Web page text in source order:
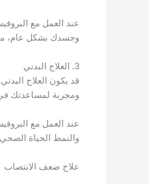
عند العمل مع
وجسدك بشكل عام،
3. العلاج البدني
قد يكون العلاج
ومجربة لمساعدتك
عند العمل مع
والنمط الحياة
علاج ضعف الانتصاب